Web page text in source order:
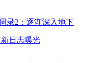
日志曝光